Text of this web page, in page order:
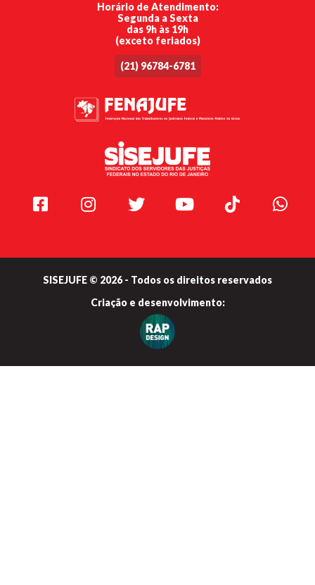
Horário de Atendimento:
Segunda a Sexta
das 9h às 19h
(exceto feriados)
(21) 96784-6781
Facebook Instagram Twitter Youtube TikTok
SISEJUFE © 2026 - Todos os direitos reservados
Criação e desenvolvimento: